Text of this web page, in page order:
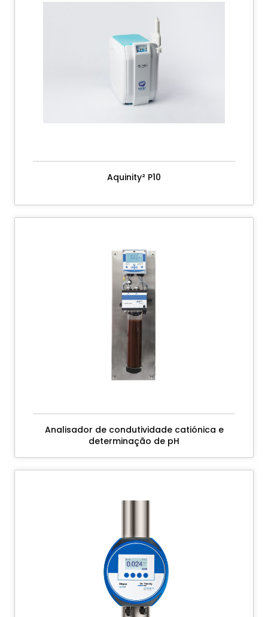
Aquinity² P10
Analisador de condutividade catiónica e
determinação de pH